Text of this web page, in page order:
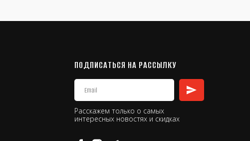
ПОДПИСАТЬСЯ НА РАССЫЛКУ
Расскажем только о самых
интересных новостях и скидках